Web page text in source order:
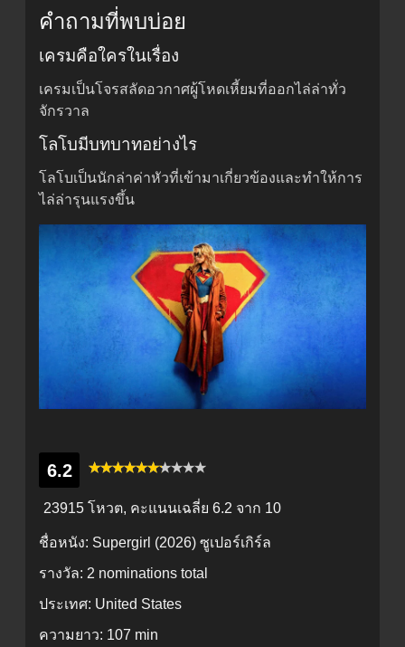
คำถามที่พบบ่อย
เครมคือใครในเรื่อง
เครมเป็นโจรสลัดอวกาศผู้โหดเหี้ยมที่ออกไล่ล่าทั่ว
จักรวาล
โลโบมีบทบาทอย่างไร
โลโบเป็นนักล่าค่าหัวที่เข้ามาเกี่ยวข้องและทำให้การ
ไล่ล่ารุนแรงขึ้น
6.2
23915 โหวต, คะแนนเฉลี่ย 6.2 จาก 10
ชื่อหนัง: Supergirl (2026) ซูเปอร์เกิร์ล
รางวัล: 2 nominations total
ประเทศ: United States
ความยาว: 107 min